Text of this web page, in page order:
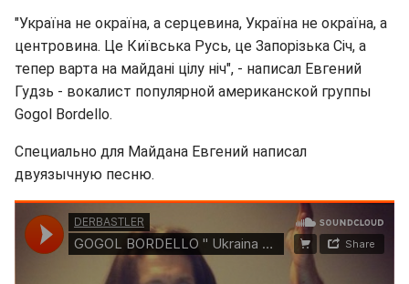
"Україна не окраїна, а серцевина, Україна не окраїна, а
центровина. Це Київська Русь, це Запорізька Січ, а
тепер варта на майдані цілу ніч", - написал Евгений
Гудзь - вокалист популярной американской группы
Gogol Bordello.
Специально для Майдана Евгений написал
двуязычную песню.